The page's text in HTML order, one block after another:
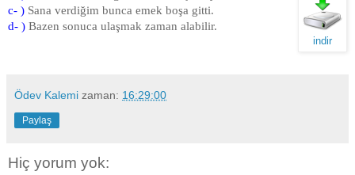
indir
c- ) Sana verdiğim bunca emek boşa gitti.
d- ) Bazen sonuca ulaşmak zaman alabilir.
Ödev Kalemi zaman: 16:29:00
Paylaş
Hiç yorum yok: